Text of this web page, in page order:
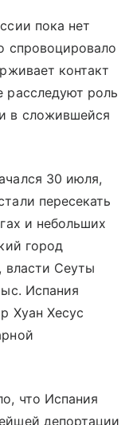
пока нет
спровоцировало
контакт
расследуют роль
в сложившейся
30 июля,
пересекать
и небольших
город
власти Сеуты
Испания
Хуан Хесус
что Испания
депортации